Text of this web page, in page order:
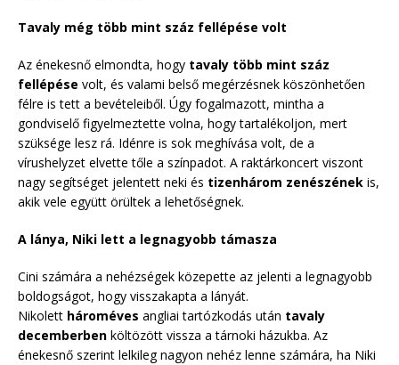
Tavaly még több mint száz fellépése volt
Az énekesnő elmondta, hogy tavaly több mint száz
fellépése volt, és valami belső megérzésnek köszönhetően
félre is tett a bevételeiből. Úgy fogalmazott, mintha a
gondviselő figyelmeztette volna, hogy tartalékoljon, mert
szüksége lesz rá. Idénre is sok meghívása volt, de a
vírushelyzet elvette tőle a színpadot. A raktárkoncert viszont
nagy segítséget jelentett neki és tizenhárom zenészének is,
akik vele együtt örültek a lehetőségnek.
A lánya, Niki lett a legnagyobb támasza
Cini számára a nehézségek közepette az jelenti a legnagyobb
boldogságot, hogy visszakapta a lányát.
Nikolett hároméves angliai tartózkodás után tavaly
decemberben költözött vissza a tárnoki házukba. Az
énekesnő szerint lelkileg nagyon nehéz lenne számára, ha Niki